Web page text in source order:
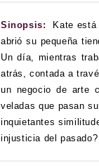
Sinopsis:
Kate
abrió su pequeña
Un día, mientras
atrás, contada a
un negocio de arte
veladas que pasan
inquietantes
injusticia del